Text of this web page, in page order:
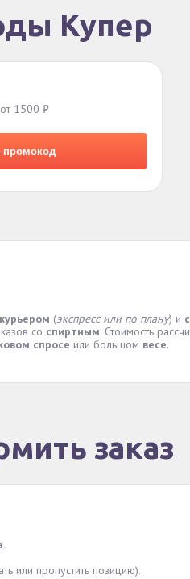
Купер
1500 ₽
Копировать промокод
(экспресс или по плану) и
со спиртным. Стоимость
спросе или большом весе.
заказ
или пропустить позицию).